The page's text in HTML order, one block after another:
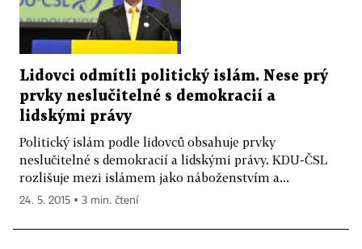
Lidovci odmítli politický islám. Nese prý
prvky neslučitelné s demokracií a
lidskými právy
Politický islám podle lidovců obsahuje prvky
neslučitelné s demokracií a lidskými právy. KDU-ČSL
rozlišuje mezi islámem jako náboženstvím a...
24. 5. 2015 ▪ 3 min. čtení